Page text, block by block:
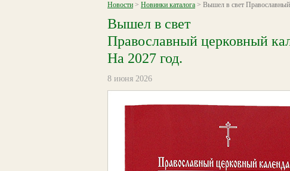
Новости > Новинки каталога > Вышел в свет
Вышел в свет
Православный церковный
На 2027 год.
8 июня 2026